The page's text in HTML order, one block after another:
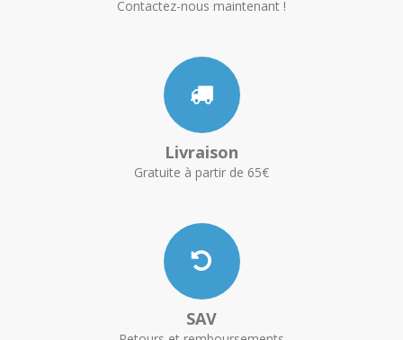
Contactez-nous maintenant !
Livraison
Gratuite à partir de 65€
SAV